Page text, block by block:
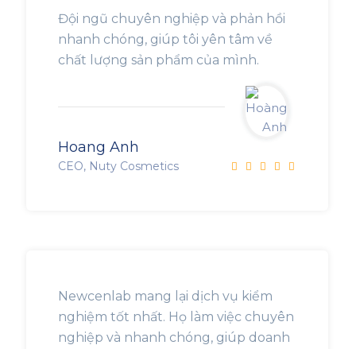
Đội ngũ chuyên nghiệp và phản hồi
nhanh chóng, giúp tôi yên tâm về
chất lượng sản phẩm của mình.
Hoang Anh
CEO, Nuty Cosmetics
Newcenlab mang lại dịch vụ kiểm
nghiệm tốt nhất. Họ làm việc chuyên
nghiệp và nhanh chóng, giúp doanh